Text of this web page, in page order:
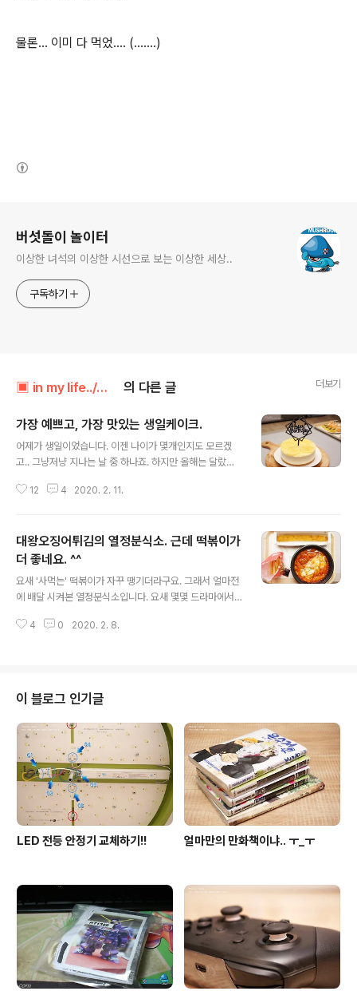
물론... 이미 다 먹었.... (.......)
버섯돌이 놀이터
이상한 녀석의 이상한 시선으로 보는 이상한 세상..
구독하기
▣ in my life../┗ 버섯메뉴판 의 다른 글 더보기
가장 예쁘고, 가장 맛있는 생일케이크.
어제가 생일이었습니다. 이젠 나이가 몇개인지도 모르겠
고.. 그냥저냥 지나는 날 중 하나죠. 하지만 올해는 달랐습
았습니다. ^-^ 레몬치즈 케이크. 제가 가장 좋아하는 케이
었네요. ㅎㅎ 그 약속을 드디어 지켰습니다! 이게 처음 만드
는 케이크라니!!!!! 저에겐 가장 아름답고, 가장 맛있는.. 값
진 선물! 너무 행복했어요. 거기다 맛도 보장!!!! 너무 맛있었
습니다!!! ㅠ0ㅠ 고마워요. 행복해요. 사랑해요.
12 4 2020. 2. 11.
대왕오징어튀김의 열정분식소. 근데 떡볶이가
더 좋네요. ^^
요새 '사먹는' 떡볶이가 자꾸 땡기더라구요. 그래서 얼마전
에 배달 시켜본 열정분식소입니다. 요새 몇몇 드라마에서
유명합니다. 근데 개인적으로 떡볶이(열정떡볶이)가 더 좋
니다. 다양한 어묵이 들어가고, 기본적으로 수제비나 옹심
이, 메추리알이 포함됩니다. 오징어 튀김은 정말 큽니다!! -
0-! 튀김옷만 큰게 아니고 속에 오징어도 엄청난 사이즈를
자랑합니다. 크기에 비해 생각보다 부드럽기도 하구요. 하
지만 이게 정말 맛있냐..? 하면 그냥 괜찮은 정도..? 개인적
으론 오히려 몇조각..
4 0 2020. 2. 8.
이 블로그 인기글
LED 전등 안정기 교체하기!! 얼마만의 만화책이냐.. ㅜ_ㅜ